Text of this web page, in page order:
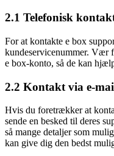
2.1 Telefonisk
For at kontakte e box
kundeservicenummer. Vær
e box-konto, så de kan
2.2 Kontakt via e-
Hvis du foretrækker at
sende en besked til deres
så mange detaljer som
kan give dig den bedst